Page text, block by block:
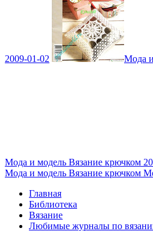
2009-01-02 Мода
Мода и модель Вязание крючком
Мода и модель Вязание крючком
Главная
Библиотека
Вязание
Любимые журналы по